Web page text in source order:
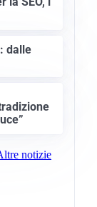
dalle
notizie